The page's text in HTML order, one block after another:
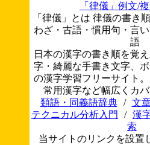
「律儀」例文/
「律儀」とは 律儀の書き
わざ・古語・慣用句・言
語
日本の漢字の書き順を覚
字・綺麗な手書き文字、
の漢字学習フリーサイト
常用漢字など幅広くカ
類語・同義語辞典
/ 文
テクニカル分析入門
/ 漢
索
当サイトのリンクを設置